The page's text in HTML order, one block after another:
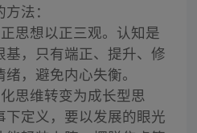
法：
思想以正三观。认知是
，只有端正、提升、修
，避免内心失衡。
思维转变为成长型思
定义，要以发展的眼光